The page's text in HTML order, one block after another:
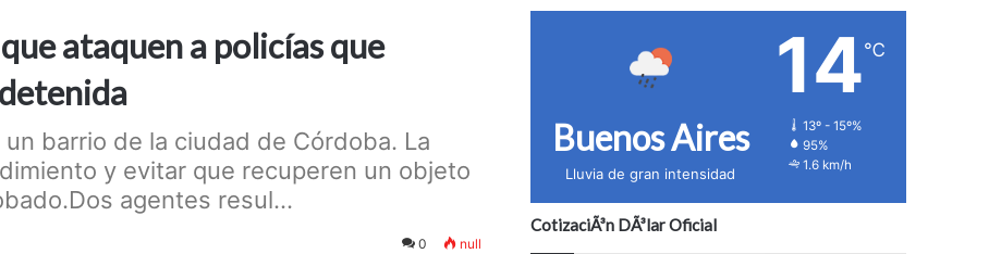
ataquen a policías que
barrio de la ciudad de Córdoba. La
y evitar que recuperen un objeto
agentes resul...
0 null
Buenos Aires
Lluvia de gran intensidad
14℃
13º - 15º%
95%
1.6 km/h
CotizaciÃ³n DÃ³lar Oficial